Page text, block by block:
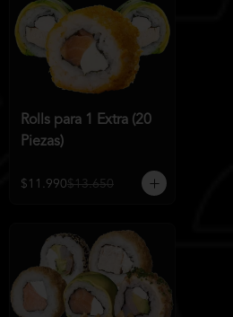
Rolls para 1 Extra (20
Piezas)
$11.990$13.650